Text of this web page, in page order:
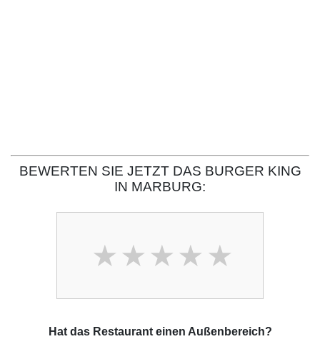
BEWERTEN SIE JETZT DAS BURGER KING
IN MARBURG:
Hat das Restaurant einen Außenbereich?